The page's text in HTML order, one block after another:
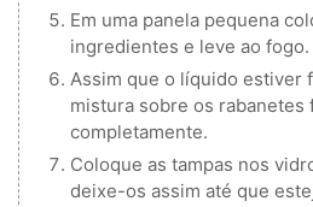
Em uma panela pequena
ingredientes e leve ao fogo.
Assim que o líquido estiver
mistura sobre os rabanetes
completamente.
Coloque as tampas nos
deixe-os assim até que